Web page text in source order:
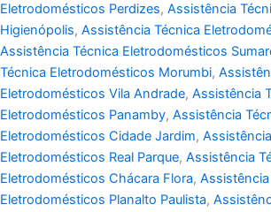
Eletrodomésticos Perdizes, Assistência
Higienópolis, Assistência Técnica
Assistência Técnica Eletrodomésticos
Técnica Eletrodomésticos Morumbi,
Eletrodomésticos Vila Andrade, Assistência
Eletrodomésticos Panamby, Assistência
Eletrodomésticos Cidade Jardim,
Eletrodomésticos Real Parque, Assistência
Eletrodomésticos Chácara Flora,
Eletrodomésticos Planalto Paulista,